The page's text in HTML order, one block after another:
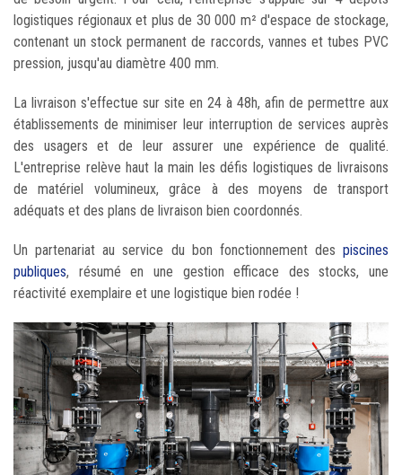
logistiques régionaux et plus de 30 000 m² d'espace de stockage,
contenant un stock permanent de raccords, vannes et tubes PVC
pression, jusqu'au diamètre 400 mm.
La livraison s'effectue sur site en 24 à 48h, afin de permettre aux
établissements de minimiser leur interruption de services auprès
des usagers et de leur assurer une expérience de qualité.
L'entreprise relève haut la main les défis logistiques de livraisons
de matériel volumineux, grâce à des moyens de transport
adéquats et des plans de livraison bien coordonnés.
Un partenariat au service du bon fonctionnement des piscines
publiques, résumé en une gestion efficace des stocks, une
réactivité exemplaire et une logistique bien rodée !